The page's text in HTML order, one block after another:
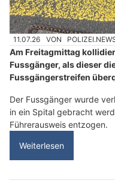
11.07.26 VON
Am Freitagmittag
Fussgänger, als dieser
Fussgängerstreifen
Der Fussgänger wurde
in ein Spital gebracht
Führerausweis entzogen.
Weiterlesen